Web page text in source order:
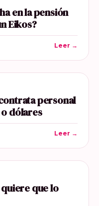
en la pensión
Eikos?
Leer →
personal
dólares
Leer →
que lo